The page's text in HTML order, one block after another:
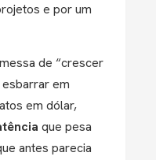
e por um
de “crescer
em
em dólar,
que pesa
antes parecia